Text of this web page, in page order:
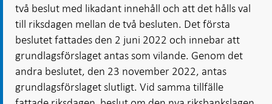
två beslut med likadant innehåll och att det hålls val
till riksdagen mellan de två besluten. Det första
beslutet fattades den 2 juni 2022 och innebar att
grundlagsförslaget antas som vilande. Genom det
andra beslutet, den 23 november 2022, antas
grundlagsförslaget slutligt. Vid samma tillfälle